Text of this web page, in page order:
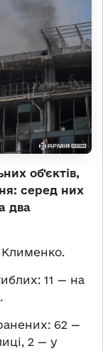
об'єктів,
серед них
два
Клименко.
11 — на
62 —
2 — у